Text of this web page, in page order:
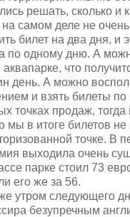
решать, сколько и
самом деле не
билет на два дня, и
по одному дню. А
аквапарке, что
день. А можно
и взять билеты по
точках продаж,
мы в итоге билетов не
точке. В
выходила очень
парке стоил 73
его же за 56.
утром следующего
безупречным